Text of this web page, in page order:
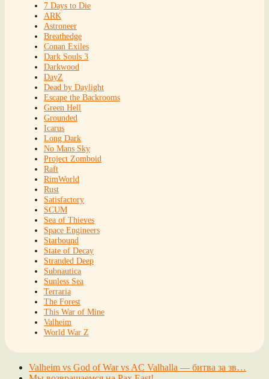
7 Days to Die
ARK
Astroneer
Breathedge
Conan Exiles
Dark Souls 3
Darkwood
DayZ
Dead by Daylight
Escape the Backrooms
Green Hell
Grounded
Icarus
Long Dark
No Mans Sky
Project Zomboid
Raft
RimWorld
Rust
Satisfactory
SCUM
Sea of Thieves
Space Engineers
Starbound
State of Decay
Stranded Deep
Subnautica
Sunless Sea
Terraria
The Forest
This War of Mine
Valheim
World War Z
Valheim vs God of War vs AC Valhalla — битва за зв…